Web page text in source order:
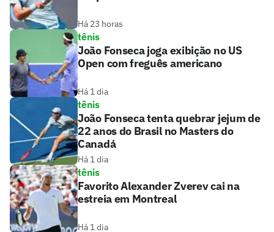
Há 23 horas
tênis
João Fonseca joga exibição no US
Open com freguês americano
Há 1 dia
tênis
João Fonseca tenta quebrar jejum de
22 anos do Brasil no Masters do
Canadá
Há 1 dia
tênis
Favorito Alexander Zverev cai na
estreia em Montreal
Há 1 dia